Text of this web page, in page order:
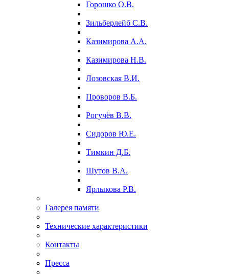
Горошко О.В.
Зильберлейб С.В.
Казимирова А.А.
Казимирова Н.В.
Лозовская В.И.
Проворов В.Б.
Рогучёв В.В.
Сидоров Ю.Е.
Тимкин Д.Б.
Шутов В.А.
Ярлыкова Р.В.
Галерея памяти
Технические характеристики
Контакты
Пресса